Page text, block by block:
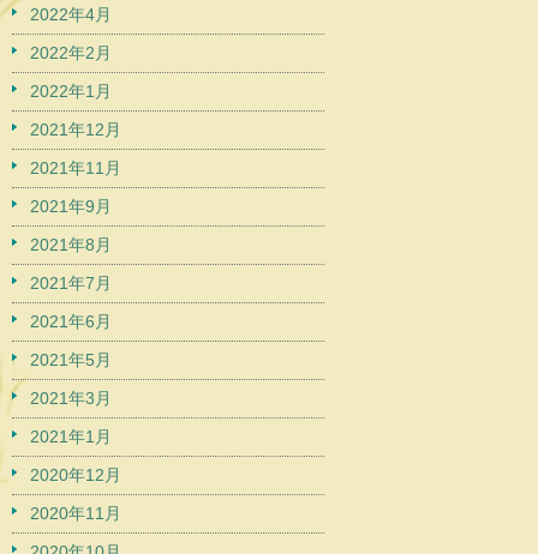
2022年4月
2022年2月
2022年1月
2021年12月
2021年11月
2021年9月
2021年8月
2021年7月
2021年6月
2021年5月
2021年3月
2021年1月
2020年12月
2020年11月